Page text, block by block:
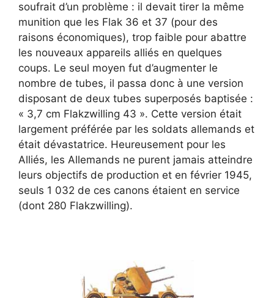
soufrait d’un problème : il devait tirer la même
munition que les Flak 36 et 37 (pour des
raisons économiques), trop faible pour abattre
les nouveaux appareils alliés en quelques
coups. Le seul moyen fut d’augmenter le
nombre de tubes, il passa donc à une version
disposant de deux tubes superposés baptisée :
« 3,7 cm Flakzwilling 43 ». Cette version était
largement préférée par les soldats allemands et
était dévastatrice. Heureusement pour les
Alliés, les Allemands ne purent jamais atteindre
leurs objectifs de production et en février 1945,
seuls 1 032 de ces canons étaient en service
(dont 280 Flakzwilling).